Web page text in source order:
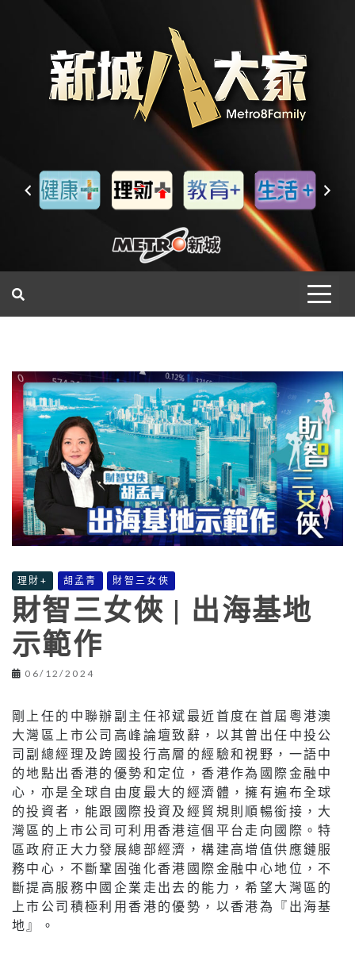
理財+ 胡孟青 財智三女俠
財智三女俠 | 出海基地
示範作
06/12/2024
剛上任的中聯辦副主任祁斌最近首度在首屆粵港澳
大灣區上市公司高峰論壇致辭，以其曾出任中投公
司副總經理及跨國投行高層的經驗和視野，一語中
的地點出香港的優勢和定位，香港作為國際金融中
心，亦是全球自由度最大的經濟體，擁有遍布全球
的投資者，能跟國際投資及經貿規則順暢銜接，大
灣區的上市公司可利用香港這個平台走向國際。特
區政府正大力發展總部經濟，構建高增值供應鏈服
務中心，不斷鞏固強化香港國際金融中心地位，不
斷提高服務中國企業走出去的能力，希望大灣區的
上市公司積極利用香港的優勢，以香港為『出海基
地』。